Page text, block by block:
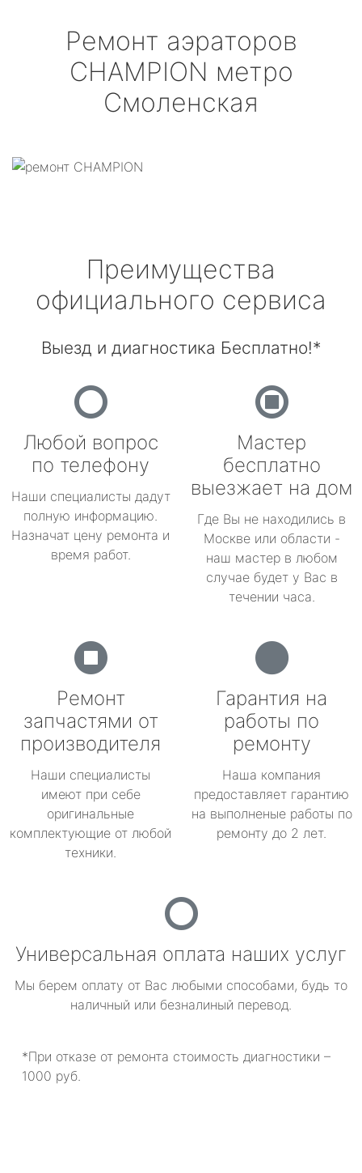
Ремонт аэраторов
CHAMPION метро
Смоленская
Преимущества
официального сервиса
Выезд и диагностика Бесплатно!*
Любой вопрос
по телефону
Наши специалисты дадут
полную информацию.
Назначат цену ремонта и
время работ.
Мастер
бесплатно
выезжает на дом
Где Вы не находились в
Москве или области -
наш мастер в любом
случае будет у Вас в
течении часа.
Ремонт
запчастями от
производителя
Наши специалисты
имеют при себе
оригинальные
комплектующие от любой
техники.
Гарантия на
работы по
ремонту
Наша компания
предоставляет гарантию
на выполненые работы по
ремонту до 2 лет.
Универсальная оплата наших услуг
Мы берем оплату от Вас любыми способами, будь то
наличный или безналиный перевод.
*При отказе от ремонта стоимость диагностики –
1000 руб.